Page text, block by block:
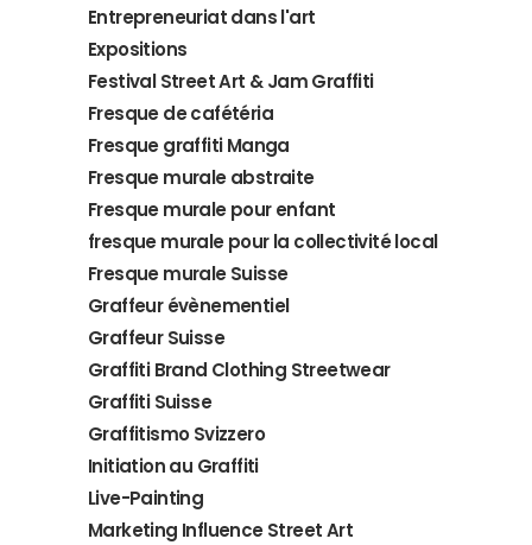
Entrepreneuriat dans l'art
Expositions
Festival Street Art & Jam Graffiti
Fresque de cafétéria
Fresque graffiti Manga
Fresque murale abstraite
Fresque murale pour enfant
fresque murale pour la collectivité local
Fresque murale Suisse
Graffeur évènementiel
Graffeur Suisse
Graffiti Brand Clothing Streetwear
Graffiti Suisse
Graffitismo Svizzero
Initiation au Graffiti
Live-Painting
Marketing Influence Street Art